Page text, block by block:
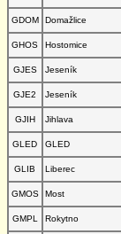
GDOM
Domažlice
GHOS
Hostomice
GJES
Jeseník
GJE2
Jeseník
GJIH
Jihlava
GLED
GLED
GLIB
Liberec
GMOS
Most
GMPL
Rokytno